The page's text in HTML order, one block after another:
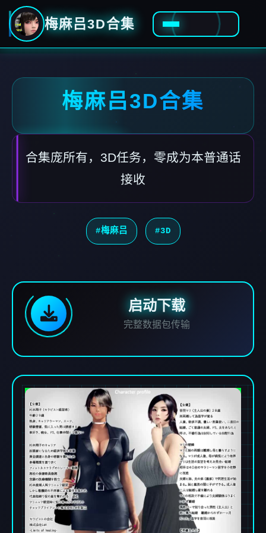
梅麻吕3D合集
梅麻吕3D合集
合集庞所有，3D任务，零成为本普通话
接收
#梅麻吕 #3D
启动下载
完整数据包传输